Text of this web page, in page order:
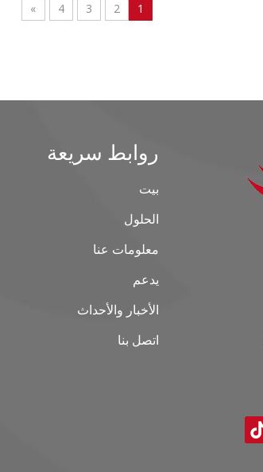
1
2
3
4
»
روابط سريعة
بيت
الحلول
معلومات عنا
يدعم
الأخبار والأحداث
اتصل بنا